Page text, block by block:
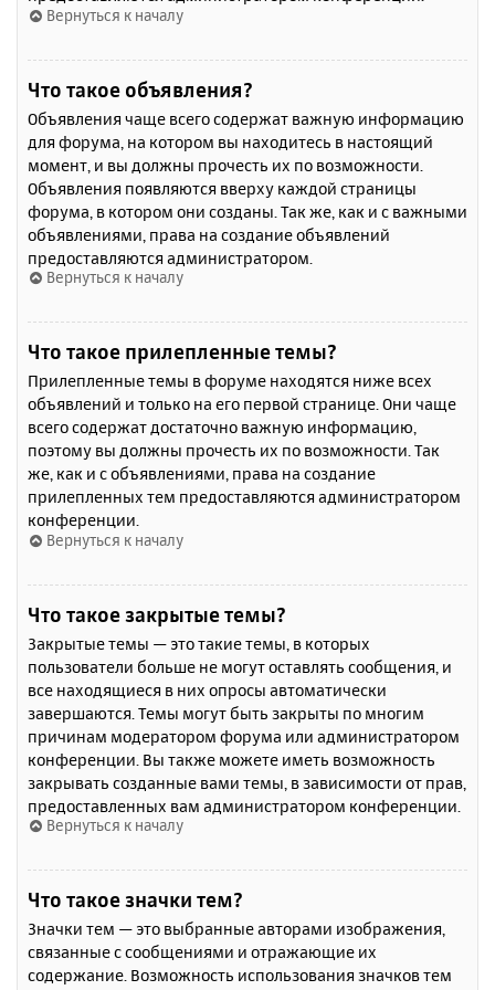
Вернуться к началу
Что такое объявления?
Объявления чаще всего содержат важную информацию
для форума, на котором вы находитесь в настоящий
момент, и вы должны прочесть их по возможности.
Объявления появляются вверху каждой страницы
форума, в котором они созданы. Так же, как и с важными
объявлениями, права на создание объявлений
предоставляются администратором.
Вернуться к началу
Что такое прилепленные темы?
Прилепленные темы в форуме находятся ниже всех
объявлений и только на его первой странице. Они чаще
всего содержат достаточно важную информацию,
поэтому вы должны прочесть их по возможности. Так
же, как и с объявлениями, права на создание
прилепленных тем предоставляются администратором
конференции.
Вернуться к началу
Что такое закрытые темы?
Закрытые темы — это такие темы, в которых
пользователи больше не могут оставлять сообщения, и
все находящиеся в них опросы автоматически
завершаются. Темы могут быть закрыты по многим
причинам модератором форума или администратором
конференции. Вы также можете иметь возможность
закрывать созданные вами темы, в зависимости от прав,
предоставленных вам администратором конференции.
Вернуться к началу
Что такое значки тем?
Значки тем — это выбранные авторами изображения,
связанные с сообщениями и отражающие их
содержание. Возможность использования значков тем